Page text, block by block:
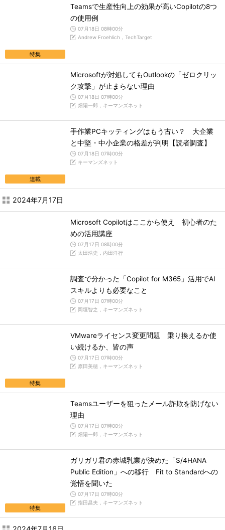
特集
Teamsで生産性向上の効果が高いCopilotの8つ
の使用例
07月18日 08時00分
Andrew Froehlich，TechTarget
Microsoftが対処してもOutlookの「ゼロクリッ
ク攻撃」が止まらない理由
07月18日 07時00分
畑陽一郎，キーマンズネット
連載
手作業PCキッティングはもう古い？ 大企業
と中堅・中小企業の格差が判明【読者調査】
07月18日 07時00分
キーマンズネット
2024年7月17日
Microsoft Copilotはここから使え 初心者のた
めの活用講座
07月17日 08時00分
太田浩史，内田洋行
調査で分かった「Copilot for M365」活用でAI
スキルよりも必要なこと
07月17日 07時00分
岡垣智之，キーマンズネット
特集
VMwareライセンス変更問題 乗り換えるか使
い続けるか、皆の声
07月17日 07時00分
原田美穂，キーマンズネット
Teamsユーザーを狙ったメール詐欺を防げない
理由
07月17日 07時00分
畑陽一郎，キーマンズネット
特集
ガリガリ君の赤城乳業が決めた「S/4HANA
Public Edition」への移行 Fit to Standardへの
覚悟を聞いた
07月17日 07時00分
指田昌夫，キーマンズネット